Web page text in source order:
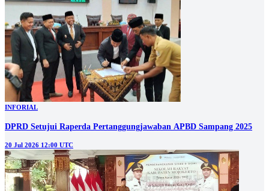
INFORIAL
DPRD Setujui Raperda Pertanggungjawaban APBD Sampang 2025
20 Jul 2026 12:00 UTC